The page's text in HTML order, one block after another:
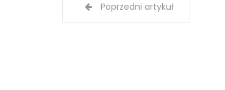
Poprzedni artykuł